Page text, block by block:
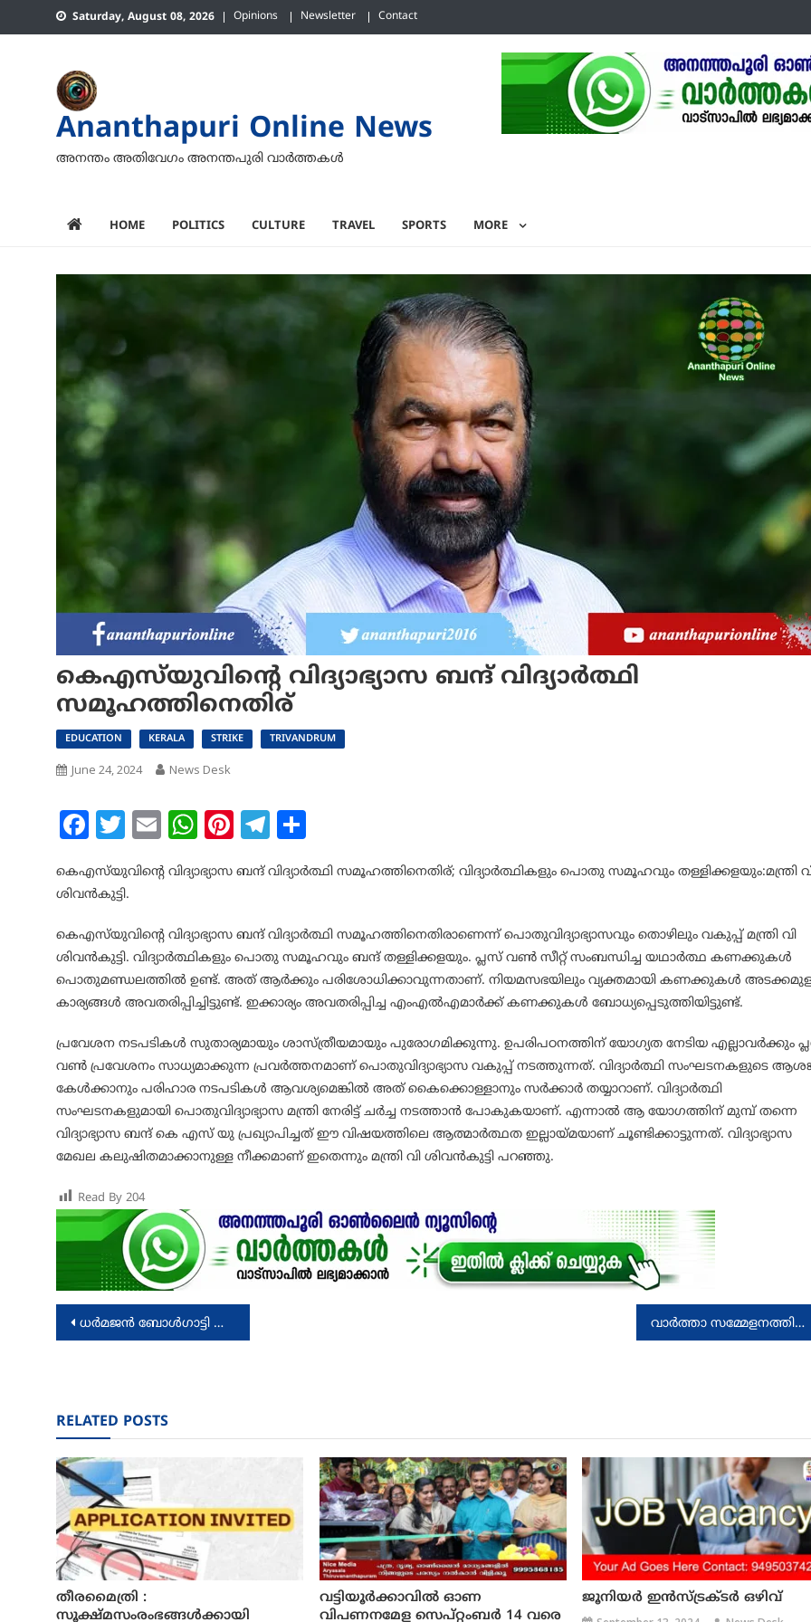
to
Saturday, August 08, 2026 Opinions Newsletter Contact
Ananthapuri Online News
അനന്തം അതിവേഗം അനന്തപുരി വാര്‍ത്തകള്‍
HOME POLITICS CULTURE TRAVEL SPORTS MORE
കെഎസ്‌യുവിന്റെ വിദ്യാഭ്യാസ ബന്ദ് വിദ്യാർത്ഥി
സമൂഹത്തിനെതിര്
EDUCATION KERALA STRIKE TRIVANDRUM
June 24, 2024 News Desk
Facebook
Twitter
EmailWhatsApp
Pinterest
Telegram
കെഎസ്‌യുവിന്റെ വിദ്യാഭ്യാസ ബന്ദ് വിദ്യാർത്ഥി സമൂഹത്തിനെതിര്; വിദ്യാർത്ഥികളും പൊതു സമൂഹവും തള്ളിക്കളയും:മന്ത്രി
ശിവൻകുട്ടി.
കെഎസ്‌യുവിന്റെ വിദ്യാഭ്യാസ ബന്ദ് വിദ്യാർത്ഥി സമൂഹത്തിനെതിരാണെന്ന് പൊതുവിദ്യാഭ്യാസവും തൊഴിലും വകുപ്പ് മന്ത്രി വി
ശിവൻകുട്ടി. വിദ്യാർത്ഥികളും പൊതു സമൂഹവും ബന്ദ് തള്ളിക്കളയും. പ്ലസ് വൺ സീറ്റ് സംബന്ധിച്ച യഥാർത്ഥ കണക്കുകൾ
പൊതുമണ്ഡലത്തിൽ ഉണ്ട്. അത് ആർക്കും പരിശോധിക്കാവുന്നതാണ്. നിയമസഭയിലും വ്യക്തമായി കണക്കുകൾ
കാര്യങ്ങൾ അവതരിപ്പിച്ചിട്ടുണ്ട്. ഇക്കാര്യം അവതരിപ്പിച്ച എംഎൽഎമാർക്ക് കണക്കുകൾ ബോധ്യപ്പെടുത്തിയിട്ടുണ്ട്.
പ്രവേശന നടപടികൾ സുതാര്യമായും ശാസ്ത്രീയമായും പുരോഗമിക്കുന്നു. ഉപരിപഠനത്തിന് യോഗ്യത നേടിയ എല്ലാവർക്കും
വൺ പ്രവേശനം സാധ്യമാക്കുന്ന പ്രവർത്തനമാണ് പൊതുവിദ്യാഭ്യാസ വകുപ്പ് നടത്തുന്നത്. വിദ്യാർത്ഥി സംഘടനകളുടെ
കേൾക്കാനും പരിഹാര നടപടികൾ ആവശ്യമെങ്കിൽ അത് കൈക്കൊള്ളാനും സർക്കാർ തയ്യാറാണ്. വിദ്യാർത്ഥി
സംഘടനകളുമായി പൊതുവിദ്യാഭ്യാസ മന്ത്രി നേരിട്ട് ചർച്ച നടത്താൻ പോകുകയാണ്. എന്നാൽ ആ യോഗത്തിന് മുമ്പ് തന്നെ
വിദ്യാഭ്യാസ ബന്ദ് കെ എസ് യു പ്രഖ്യാപിച്ചത് ഈ വിഷയത്തിലെ ആത്മാർത്ഥത ഇല്ലായ്മയാണ് ചൂണ്ടിക്കാട്ടുന്നത്. വിദ്യാഭ്യാസ
മേഖല കലുഷിതമാക്കാനുള്ള നീക്കമാണ് ഇതെന്നും മന്ത്രി വി ശിവൻകുട്ടി പറഞ്ഞു.
Read By 204
Post
ധര്‍മജന്‍ ബോള്‍ഗാട്ടി വീണ്ടും വിവാഹിതനായി വാർത്താ സമ്മേളനത്തിൽ എസ്എഫ്ഐയെ പരിഹസിച്ചു എന്ന വാർത്ത ശുദ്ധ നുണ: മന്ത്രി വി ശിവൻകുട്ടി
RELATED POSTS
തീരമൈത്രി :
സൂക്ഷ്മസംരംഭങ്ങൾക്കായി
വട്ടിയൂർക്കാവിൽ ഓണ
വിപണനമേള സെപ്റ്റംബർ 14 വരെ
ജൂനിയർ ഇൻസ്ട്രക്ടർ ഒഴിവ്